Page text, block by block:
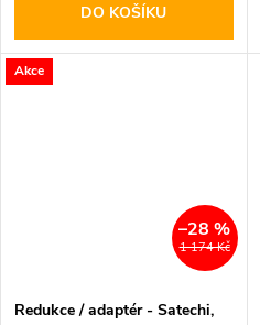
DO KOŠÍKU
Akce
1 174 Kč
–28 %
Redukce / adaptér - Satechi,